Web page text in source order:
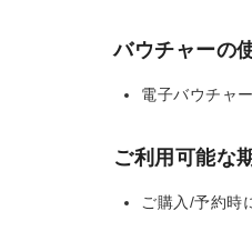
バウチャーの
電子バウチャ
ご利用可能な
ご購入/予約時